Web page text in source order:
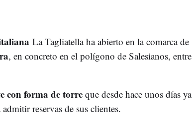
La Tagliatella ha abierto en la comarca de
, en concreto en el polígono de Salesianos, entre
con forma de torreque desde hace unos días ya
reservas de sus clientes.